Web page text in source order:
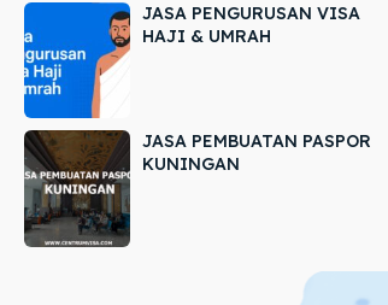
JASA PENGURUSAN VISA
HAJI & UMRAH
JASA PEMBUATAN PASPOR
KUNINGAN